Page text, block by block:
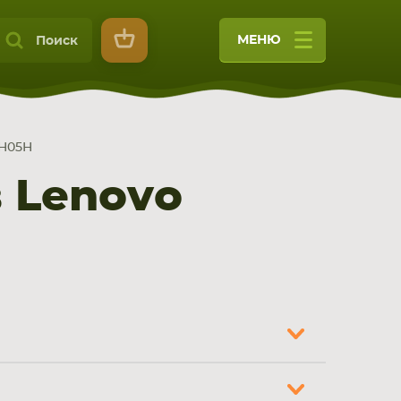
Поиск МЕНЮ